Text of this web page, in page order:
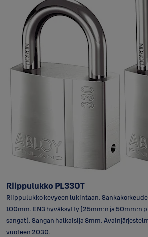
Riippulukko PL330T
Riippulukko kevyeen lukintaan.
100mm. EN3 hyväksytty (25mm:n ja 50mm:n
sangat). Sangan halkaisija 8mm.
vuoteen 2030.